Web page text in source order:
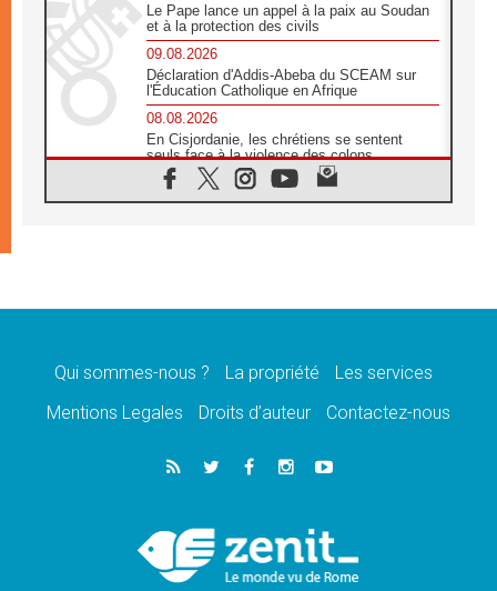
Le Pape lance un appel à la paix au Soudan
et à la protection des civils
09.08.2026
Déclaration d'Addis-Abeba du SCEAM sur
l'Éducation Catholique en Afrique
08.08.2026
En Cisjordanie, les chrétiens se sentent
seuls face à la violence des colons
08.08.2026
Léon XIV au sanctuaire de Notre Dame du
08.08.2026
08.08.2026
catholiques
Au Bangladesh, l'Église accompagne les
Dalits sur le chemin de la dignité
Philippines: le vicariat apostolique de
Calapan devient un diocèse
Qui sommes-nous ? La propriété
Les services
Mentions Legales
Droits d’auteur Contactez-nous